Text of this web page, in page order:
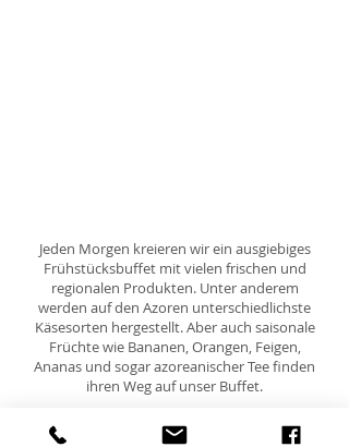
​​Jeden Morgen kreieren wir ein ausgiebiges
Frühstücksbuffet mit vielen frischen und
regionalen Produkten. Unter anderem
werden auf den Azoren unterschiedlichste
Käsesorten hergestellt. Aber auch saisonale
Früchte wie Bananen, Orangen, Feigen,
Ananas und sogar azoreanischer Tee finden
ihren Weg auf unser Buffet.
,Im Urlaub zuhause‘ ist unsere